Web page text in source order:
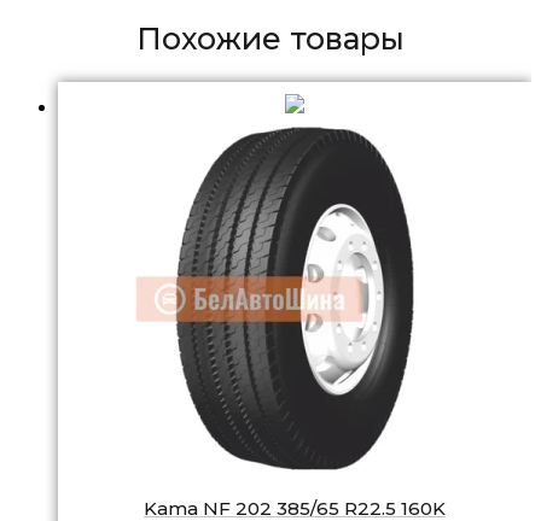
Похожие товары
Kama NF 202 385/65 R22.5 160K